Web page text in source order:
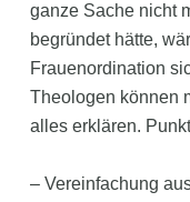
ganze Sache nicht
begründet hätte,
Frauenordination
Theologen können
alles erklären.
– Vereinfachung